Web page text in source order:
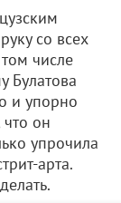
со всех
числе
Булатова
и упорно
он
упрочила
арта.